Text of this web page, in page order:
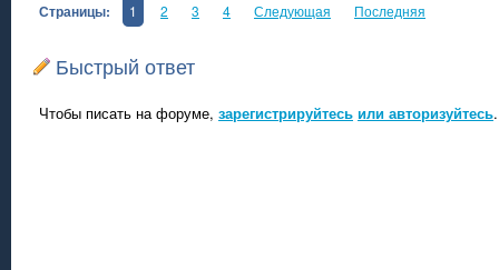
Страницы: 1 2 3 4 Следующая Последняя
Быстрый ответ
Чтобы писать на форуме, зарегистрируйтесь или авторизуйтесь.